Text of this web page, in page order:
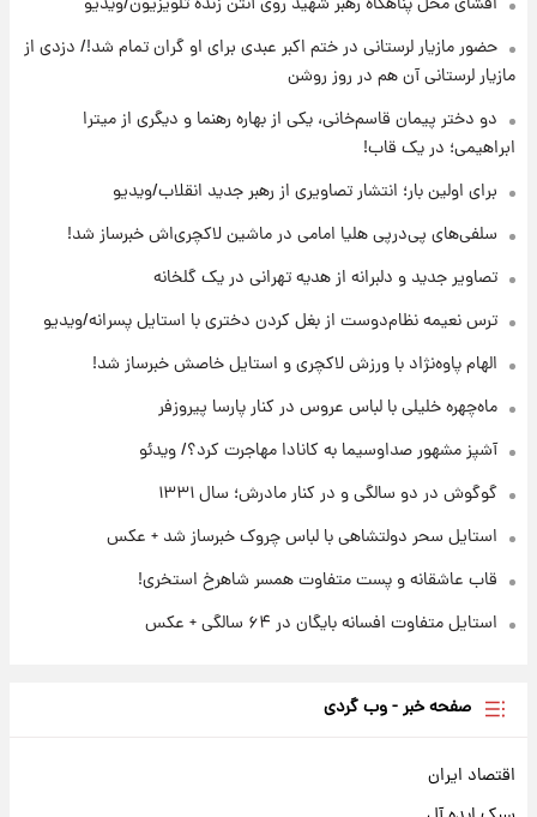
۱۹ ساعت پیش
تصاویر عمامه بستن به شیوه خاتمی/ویدیو
افشای محل پناهگاه‌ رهبر شهید روی آنتن زنده
تلویزیون/ویدیو
۲۲ ساعت پیش
ثریا اسفندیاری بعد از طلاق و در دیدار با گروه
بیتلز
ادعای جنجالی درباره اینفانتینو؛ اتهام پرداخت
حضور مازیار لرستانی در ختم اکبر عبدی برای او گران تمام شد!/ دزدی از
مازیار لرستانی آن هم در روز روشن
دو دختر پیمان قاسم‌خانی، یکی از بهاره رهنما و دیگری از میترا
ابراهیمی؛ در یک قاب!
برای اولین بار؛ انتشار تصاویری از رهبر جدید انقلاب/ویدیو
سلفی‌های پی‌درپی هلیا امامی در ماشین لاکچری‌اش خبرساز شد!
تصاویر جدید و دلبرانه از هدیه تهرانی در یک گلخانه
ترس نعیمه نظام‌دوست از بغل کردن دختری با استایل پسرانه/ویدیو
الهام پاوه‌نژاد با ورزش لاکچری و استایل خاصش خبرساز شد!
ماه‌چهره خلیلی با لباس عروس در کنار پارسا پیروزفر
آشپز مشهور صداوسیما به کانادا مهاجرت کرد؟/ ویدئو
گوگوش در دو سالگی و در کنار مادرش؛ سال ۱۳۳۱
استایل سحر دولتشاهی با لباس چروک خبرساز شد + عکس
قاب عاشقانه و پست متفاوت همسر شاهرخ استخری!
استایل متفاوت افسانه بایگان در ۶۴ سالگی + عکس
صفحه خبر - وب گردی
اقتصاد ایران